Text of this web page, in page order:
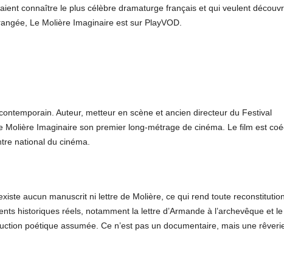
connaître le plus célèbre dramaturge français et qui veulent
Le Molière Imaginaire est sur PlayVOD.
Auteur, metteur en scène et ancien directeur du Festival
Molière Imaginaire son premier long-métrage de cinéma. Le film est
national du cinéma.
aucun manuscrit ni lettre de Molière, ce qui rend toute
historiques réels, notamment la lettre d’Armande à l’archevêque et le
poétique assumée. Ce n’est pas un documentaire, mais une